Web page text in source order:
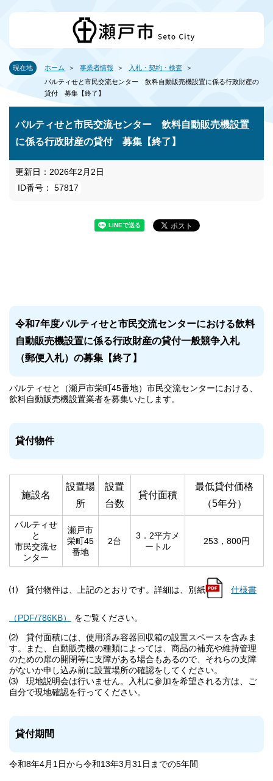
現在地 ホーム 事業者情報
入札・契約・検査
パルティせと市民交流センター 飲料自動販売機設置に係る行政財産の
貸付 募集【終了】
パルティせと市民交流センター 飲料自動販売機設置
に係る行政財産の貸付 募集【終了】
更新日：2026年2月2日
ID番号： 57817
令和7年度パルティせと市民交流センターにおける飲料
自動販売機設置に係る行政財産の貸付一般競争入札
（郵便入札）の募集【終了】
パルティせと（瀬戸市栄町45番地）市民交流センターにおける、
飲料自動販売機設置業者を募集いたします。
貸付物件
施設名
設置場
所
設置
台数
貸付面積
最低貸付価格
（5年分）
パルティせ
と
市民交流セ
ンター
瀬戸市
栄町45
番地
2台
3．2平方メ
ートル
253，800円
⑴ 貸付物件は、上記のとおりです。詳細は、別紙 仕様書
（PDF/786KB）
をご覧ください。
⑵ 貸付面積には、使用済み容器回収箱の設置スペースを含みま
す。また、自動販売機の種類によっては、商品の補充や維持管理
のための扉の開閉等に支障がある場合もあるので、それらの支障
がないか申し込み前に設置場所の確認をしてください。
⑶ 現地説明会は行いません。入札に参加を希望される方は、ご
自分で現地確認を行ってください。
貸付期間
令和8年4月1日から令和13年3月31日までの5年間